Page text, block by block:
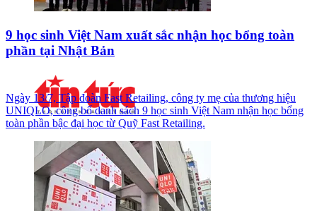
9 học sinh Việt Nam xuất sắc nhận học bổng toàn
phần tại Nhật Bản
Ngày 13/7, Tập đoàn Fast Retailing, công ty mẹ của thương hiệu
UNIQLO, công bố danh sách 9 học sinh Việt Nam nhận học bổng
toàn phần bậc đại học từ Quỹ Fast Retailing.